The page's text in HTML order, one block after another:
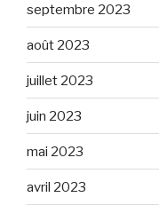
septembre 2023
août 2023
juillet 2023
juin 2023
mai 2023
avril 2023